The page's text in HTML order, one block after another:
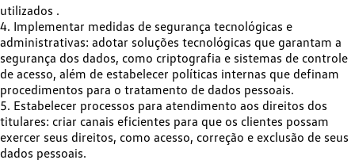
utilizados .​
4. Implementar medidas de segurança tecnológicas e
administrativas: adotar soluções tecnológicas que garantam a
segurança dos dados, como criptografia e sistemas de controle
de acesso, além de estabelecer políticas internas que definam
procedimentos para o tratamento de dados pessoais.​
5. Estabelecer processos para atendimento aos direitos dos
titulares: criar canais eficientes para que os clientes possam
exercer seus direitos, como acesso, correção e exclusão de seus
dados pessoais.​